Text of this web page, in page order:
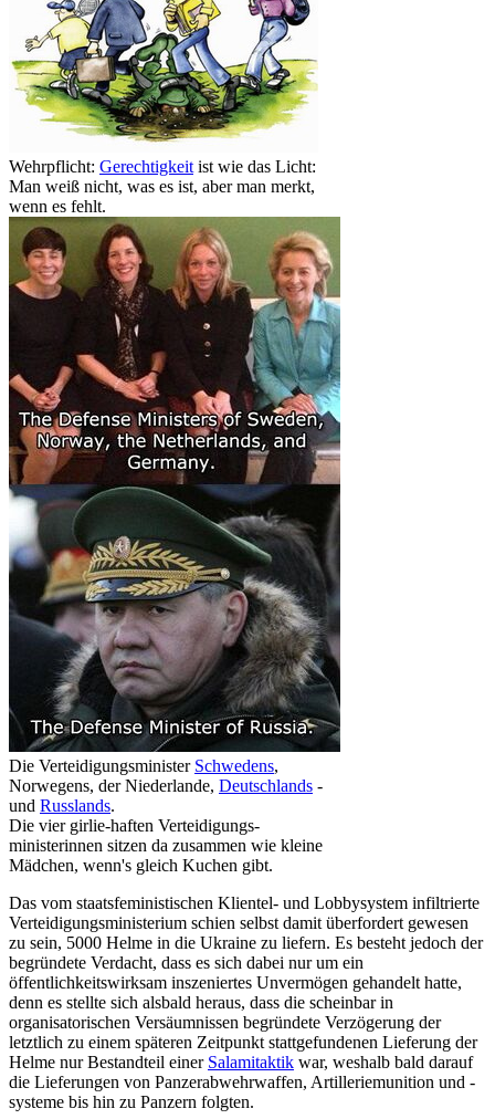
Wehrpflicht: Gerechtigkeit ist wie das Licht:
Man weiß nicht, was es ist, aber man merkt,
wenn es fehlt.
Die Verteidigungsminister Schwedens,
Norwegens, der Niederlande, Deutschlands -
und Russlands.
Die vier girlie-haften Verteidigungs­
ministerinnen sitzen da zusammen wie kleine
Mädchen, wenn's gleich Kuchen gibt.
Das vom staatsfeministischen Klientel- und Lobby­system infiltrierte
Verteidigungs­ministerium schien selbst damit überfordert gewesen
zu sein, 5000 Helme in die Ukraine zu liefern. Es besteht jedoch der
begründete Verdacht, dass es sich dabei nur um ein
öffentlichkeitswirksam inszeniertes Unvermögen gehandelt hatte,
denn es stellte sich alsbald heraus, dass die scheinbar in
organisatorischen Versäumnissen begründete Verzögerung der
letztlich zu einem späteren Zeitpunkt stattgefundenen Lieferung der
Helme nur Bestandteil einer Salamitaktik war, weshalb bald darauf
die Lieferungen von Panzer­abwehr­waffen, Artillerie­munition und -
systeme bis hin zu Panzern folgten.